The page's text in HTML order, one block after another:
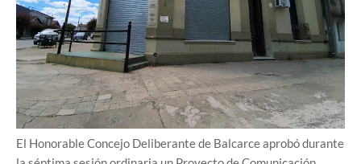
El Honorable Concejo Deliberante de Balcarce aprobó durante